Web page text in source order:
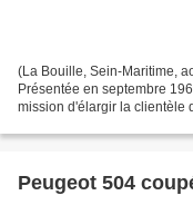
(La Bouille, Sein-Maritime,
Présentée en septembre
mission d'élargir la clientèle
Peugeot 504